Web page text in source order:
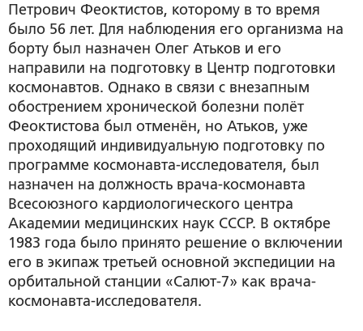
Петрович Феоктистов, которому в то время
было 56 лет. Для наблюдения его организма на
борту был назначен Олег Атьков и его
направили на подготовку в Центр подготовки
космонавтов. Однако в связи с внезапным
обострением хронической болезни полёт
Феоктистова был отменён, но Атьков, уже
проходящий индивидуальную подготовку по
программе космонавта-исследователя, был
назначен на должность врача-космонавта
Всесоюзного кардиологического центра
Академии медицинских наук СССР. В октябре
1983 года было принято решение о включении
его в экипаж третьей основной экспедиции на
орбитальной станции «Салют-7» как врача-
космонавта-исследователя.